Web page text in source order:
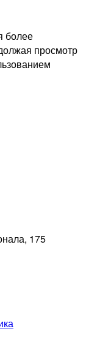
более
просмотр
175